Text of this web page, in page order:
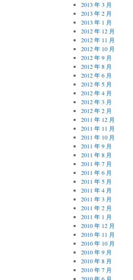
2013 年 3 月
2013 年 2 月
2013 年 1 月
2012 年 12 月
2012 年 11 月
2012 年 10 月
2012 年 9 月
2012 年 8 月
2012 年 6 月
2012 年 5 月
2012 年 4 月
2012 年 3 月
2012 年 2 月
2011 年 12 月
2011 年 11 月
2011 年 10 月
2011 年 9 月
2011 年 8 月
2011 年 7 月
2011 年 6 月
2011 年 5 月
2011 年 4 月
2011 年 3 月
2011 年 2 月
2011 年 1 月
2010 年 12 月
2010 年 11 月
2010 年 10 月
2010 年 9 月
2010 年 8 月
2010 年 7 月